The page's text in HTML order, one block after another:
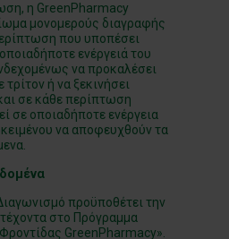
η GreenPharmacy
μονομερούς διαγραφής
που υποπέσει
ενέργειά του
να προκαλέσει
τρίτον ή να ξεκινήσει
σε κάθε περίπτωση
σε οποιαδήποτε ενέργεια
να αποφευχθούν τα
προϋποθέτει την
στο Πρόγραμμα
GreenPharmacy».